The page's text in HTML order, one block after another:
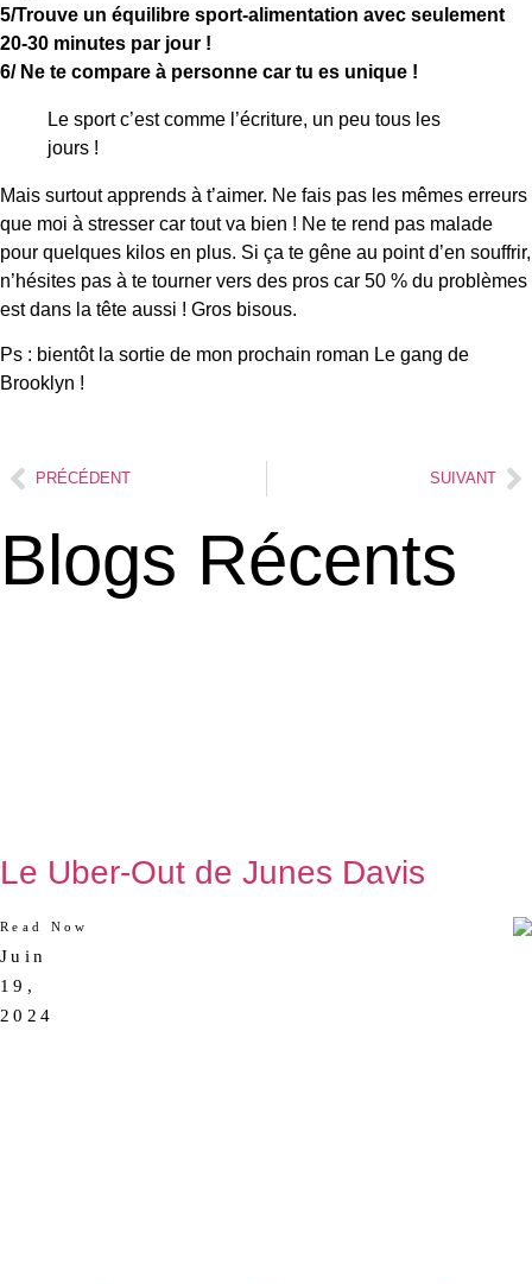
5/Trouve un équilibre sport-alimentation avec seulement
20-30 minutes par jour !
6/ Ne te compare à personne car tu es unique !
Le sport c’est comme l’écriture, un peu tous les
jours !
Mais surtout apprends à t’aimer. Ne fais pas les mêmes erreurs
que moi à stresser car tout va bien ! Ne te rend pas malade
pour quelques kilos en plus. Si ça te gêne au point d’en souffrir,
n’hésites pas à te tourner vers des pros car 50 % du problèmes
est dans la tête aussi ! Gros bisous.
Ps : bientôt la sortie de mon prochain roman Le gang de
Brooklyn !
PRÉCÉDENT SUIVANT
Blogs Récents
Le Uber-Out de Junes Davis
Read Now
Juin
19,
2024